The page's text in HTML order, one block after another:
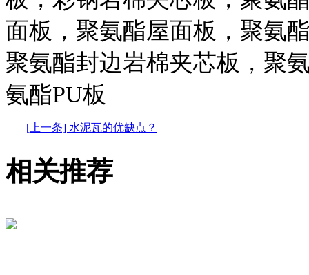
面板，聚氨酯屋面板，聚氨
聚氨酯封边岩棉夹芯板，聚
氨酯PU板
[上一条] 水泥瓦的优缺点？
相关推荐